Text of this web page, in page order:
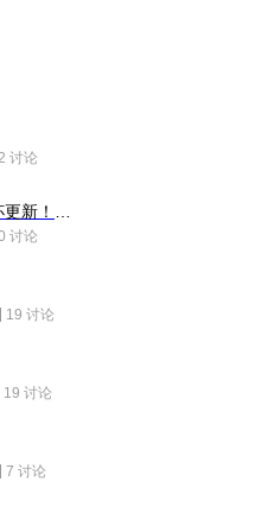
讨论
讨论
19 讨论
19 讨论
7 讨论